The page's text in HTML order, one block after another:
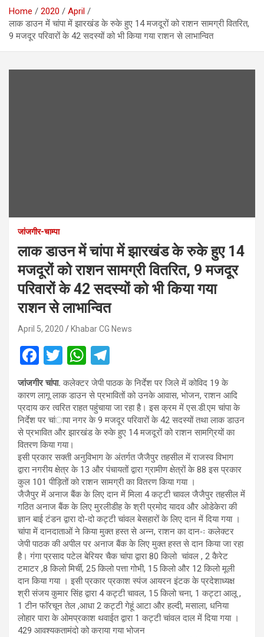
Home 2020
April
लाक डाउन में चांपा में झारखंड के रुके हुए 14 मजदूरों को राशन सामग्री वितरित,
9 मजदूर परिवारों के 42 सदस्यों को भी किया गया राशन से लाभान्वित
जांजगीर-चाम्पा
लाक डाउन में चांपा में झारखंड के रुके हुए 14
मजदूरों को राशन सामग्री वितरित, 9 मजदूर
परिवारों के 42 सदस्यों को भी किया गया
राशन से लाभान्वित
April 5, 2020 Khabar CG News
F
a
ce
b
o
o
k
T
wi
tt
er
W
h
at
s
A
p
p
el
e
gr
a
m
जांजगीर चांपा. कलेक्टर जेपी पाठक के निर्देश पर जिले में कोविद 19 के
कारण लागू लाक डाउन से प्रभावितों को उनके आवास, भोजन, राशन आदि
प्रदाय कर त्वरित राहत पहुंचाया जा रहा है। इस क्रम में एस.डी.एम चांपा के
निर्देश पर चांापा नगर के 9 मजदूर परिवारों के 42 सदस्यों तथा लाक डाउन
से प्रभावित और झारखंड के रुके हुए 14 मजदूरों को राशन सामग्रियों का
वितरण किया गया।
इसी प्रकार सक्ती अनुविभाग के अंतर्गत जैजैपुर तहसील में राजस्व विभाग
द्वारा नगरीय क्षेत्र के 13 और पंचायतों द्वारा ग्रामीण क्षेत्रों के 88 इस प्रकार
कुल 101 पीड़ितों को राशन सामग्री का वितरण किया गया ।
जैजैपुर में अनाज बैंक के लिए दान में मिला 4 कट्टी चावल जैजैपुर तहसील में
गठित अनाज बैंक के लिए मुरलीडीह के श्री प्रमोद यादव और ओडेकेरा की
ज्ञान बाई टंडन द्वारा दो-दो कट्टी चांवल बेसहारों के लिए दान में दिया गया ।
चांपा में दानदाताओं ने किया मुक्त हस्त से अन्न, राशन का दान-ः कलेक्टर
जेपी पाठक की अपील पर अनाज बैंक के लिए मुक्त हस्त से दान किया जा रहा
है। गंगा प्रसाद पटेल बेरियर चैक चांपा द्वारा 80 किलो चांवल , 2 कैरेट
टमाटर ,8 किलो मिर्ची, 25 किलो पत्ता गोभी, 15 किलो और 12 किलो मूली
दान किया गया । इसी प्रकार प्रकाश स्पंज आयरन इंटक के प्रदेशाध्यक्ष
श्री संजय कुमार सिंह द्वारा 4 कट्टी चावल, 15 किलो चना, 1 कट्टा आलू ,
1 टीन फाॅरचून तेल ,आधा 2 कट्टी गेहूं आटा और हल्दी, मसाला, धनिया
लोहार पारा के ओमप्रकाश थवाईत द्वारा 1 कट्टी चांवल दाल में दिया गया ।
429 आवश्यकतामंदो को कराया गया भोजन